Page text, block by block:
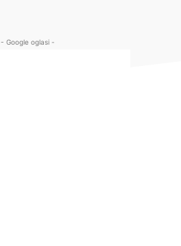
- Google oglasi -